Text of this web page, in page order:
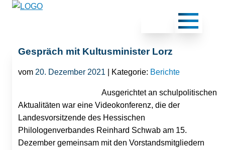
Gespräch mit Kultusminister Lorz
vom 20. Dezember 2021 | Kategorie: Berichte
Ausgerichtet an schulpolitischen
Aktualitäten war eine Videokonferenz, die der
Landesvorsitzende des Hessischen
Philologenverbandes Reinhard Schwab am 15.
Dezember gemeinsam mit den Vorstandsmitgliedern